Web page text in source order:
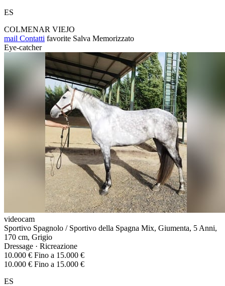
ES
COLMENAR VIEJO
mail Contatti favorite Salva Memorizzato
Eye-catcher
videocam
Sportivo Spagnolo / Sportivo della Spagna Mix, Giumenta, 5 Anni,
170 cm, Grigio
Dressage · Ricreazione
10.000 € Fino a 15.000 €
10.000 € Fino a 15.000 €
ES